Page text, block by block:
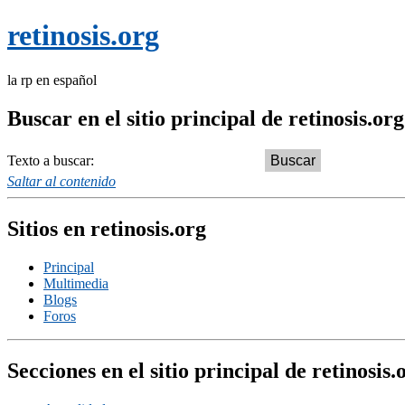
retinosis.org
la rp en español
Buscar en el sitio principal de retinosis.org
Texto a buscar:
Saltar al contenido
Sitios en retinosis.org
Principal
Multimedia
Blogs
Foros
Secciones en el sitio principal de